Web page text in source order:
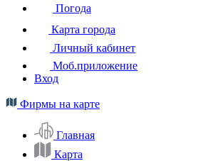
Погода
Карта города
Личный кабинет
Моб.приложение
Вход
Фирмы на карте
Главная
Карта